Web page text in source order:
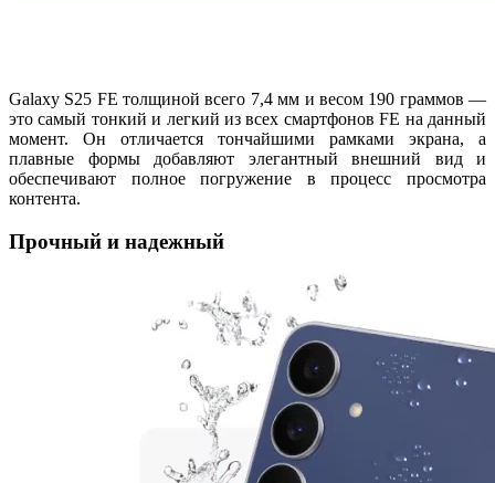
Galaxy S25 FE толщиной всего 7,4 мм и весом 190 граммов —
это самый тонкий и легкий из всех смартфонов FE на данный
момент. Он отличается тончайшими рамками экрана, а
плавные формы добавляют элегантный внешний вид и
обеспечивают полное погружение в процесс просмотра
контента.
Прочный и надежный